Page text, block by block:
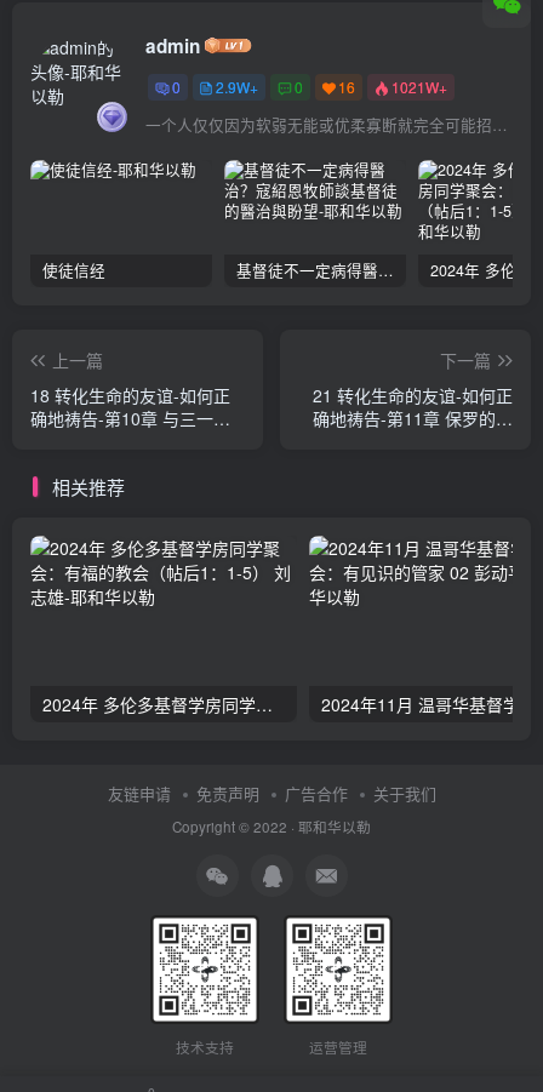
admin
0 2.9W+ 0 16 1021W+
一个人仅仅因为软弱无能或优柔寡断就完全可能招致痛苦
使徒信经 基督徒不一定病得醫治？寇紹恩牧師談基督徒的醫治與盼望
上一篇
18 转化生命的友谊-如何正
确地祷告-第10章 与三一神
下一篇
21 转化生命的友谊-如何正
确地祷告-第11章 保罗的祷
相关推荐
2024年 多伦多基督学房同学聚会：有福的教会（帖后1：1-5） 刘志雄
友链申请 免责声明 广告合作 关于我们
Copyright © 2022 · 耶和华以勒
技术支持 运营管理